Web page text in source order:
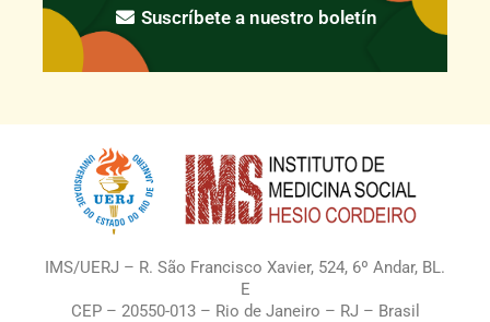
Suscríbete a nuestro boletín
IMS/UERJ – R. São Francisco Xavier, 524, 6º Andar, BL.
E
CEP – 20550-013 – Rio de Janeiro – RJ – Brasil